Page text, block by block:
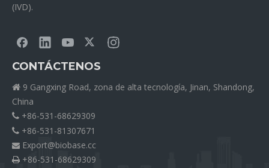
(IVD).
CONTÁCTENOS
 9 Gangxing Road, zona de alta tecnología, Jinan, Shandong,
China
 +86-531-68629309
 +86-531-81307671
 Export@biobase.cc
 +86-531-68629309